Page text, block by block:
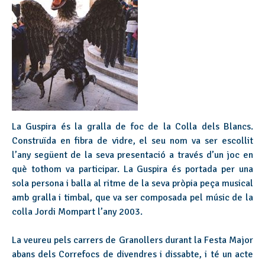
La Guspira és la gralla de foc de la Colla dels Blancs.
Construïda en fibra de vidre, el seu nom va ser escollit
l’any següent de la seva presentació a través d’un joc en
què tothom va participar. La Guspira és portada per una
sola persona i balla al ritme de la seva pròpia peça musical
amb gralla i timbal, que va ser composada pel músic de la
colla Jordi Mompart l’any 2003.
La veureu pels carrers de Granollers durant la Festa Major
abans dels Correfocs de divendres i dissabte, i té un acte